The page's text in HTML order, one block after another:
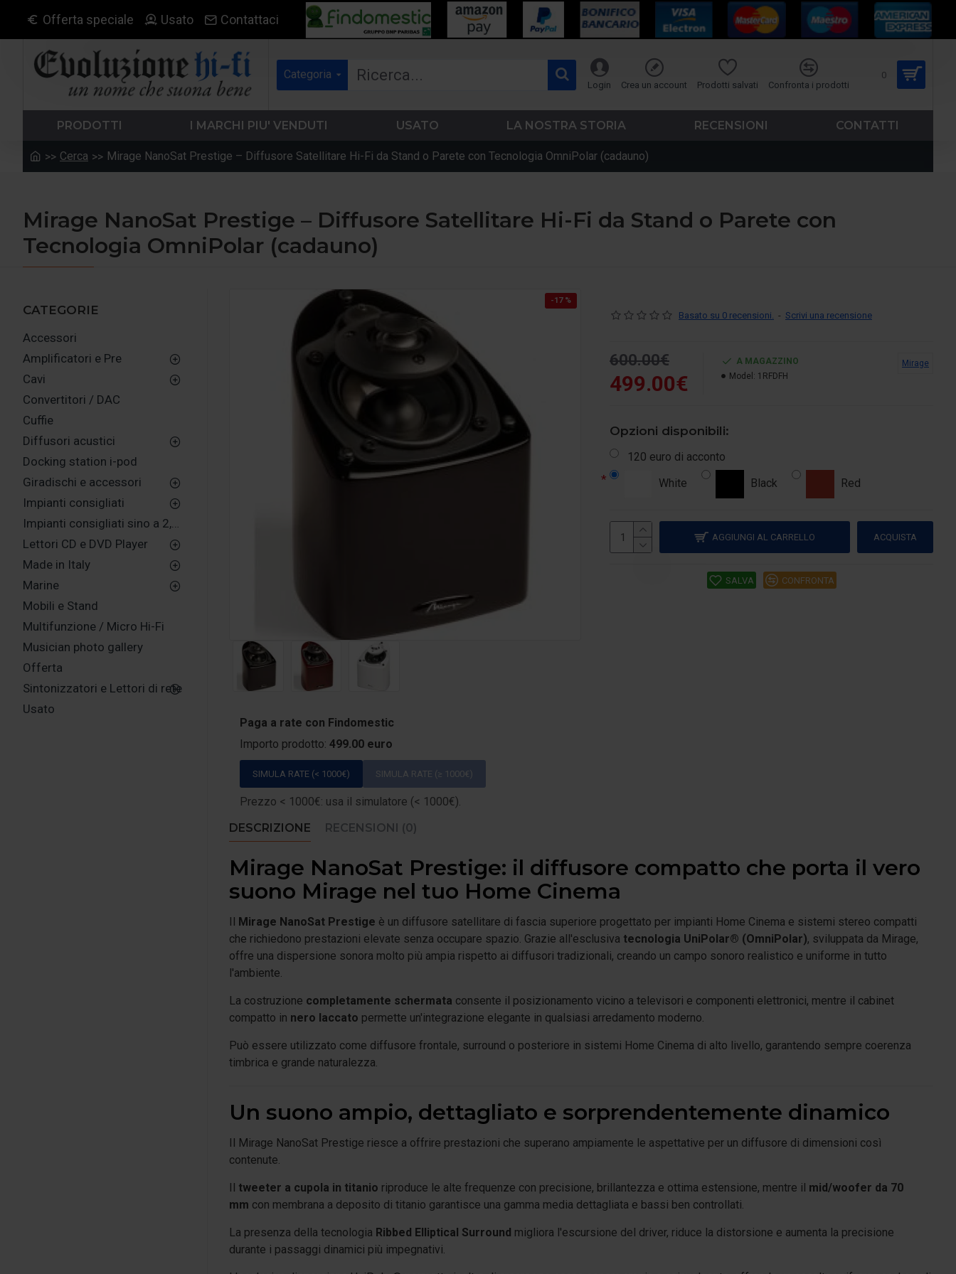
Offerta speciale Usato Contattaci
Categoria
Login Crea un account Prodotti salvati Confronta i prodotti
0
PRODOTTI I MARCHI PIU' VENDUTI USATO LA NOSTRA STORIA RECENSIONI CONTATTI
Cerca Mirage NanoSat Prestige – Diffusore Satellitare Hi-Fi da Stand o Parete con Tecnologia OmniPolar (cadauno)
Mirage NanoSat Prestige – Diffusore Satellitare Hi-Fi da Stand o Parete con
Tecnologia OmniPolar (cadauno)
CATEGORIE
Accessori
Amplificatori e Pre
Cavi
Convertitori / DAC
Cuffie
Diffusori acustici
Docking station i-pod
Giradischi e accessori
Impianti consigliati
Impianti consigliati sino a 2,500,00 euro
Lettori CD e DVD Player
Made in Italy
Marine
Mobili e Stand
Multifunzione / Micro Hi-Fi
Musician photo gallery
Offerta
Sintonizzatori e Lettori di rete
Usato
-17 %
Basato su 0 recensioni. - Scrivi una recensione
499.00€
600.00€
A MAGAZZINO
Model: 1RFDFH
Mirage
Opzioni disponibili:
120 euro di acconto
White
Black Red
AGGIUNGI AL CARRELLO ACQUISTA
SALVA CONFRONTA
Paga a rate con Findomestic
Importo prodotto: 499.00 euro
SIMULA RATE (< 1000€) SIMULA RATE (≥ 1000€)
Prezzo < 1000€: usa il simulatore (< 1000€).
DESCRIZIONE
RECENSIONI (0)
Mirage NanoSat Prestige: il diffusore compatto che porta il vero
suono Mirage nel tuo Home Cinema
Il Mirage NanoSat Prestige è un diffusore satellitare di fascia superiore progettato per impianti Home Cinema e sistemi stereo compatti
che richiedono prestazioni elevate senza occupare spazio. Grazie all'esclusiva tecnologia UniPolar® (OmniPolar), sviluppata da Mirage,
offre una dispersione sonora molto più ampia rispetto ai diffusori tradizionali, creando un campo sonoro realistico e uniforme in tutto
l'ambiente.
La costruzione completamente schermata consente il posizionamento vicino a televisori e componenti elettronici, mentre il cabinet
compatto in nero laccato permette un'integrazione elegante in qualsiasi arredamento moderno.
Può essere utilizzato come diffusore frontale, surround o posteriore in sistemi Home Cinema di alto livello, garantendo sempre coerenza
timbrica e grande naturalezza.
Un suono ampio, dettagliato e sorprendentemente dinamico
Il Mirage NanoSat Prestige riesce a offrire prestazioni che superano ampiamente le aspettative per un diffusore di dimensioni così
contenute.
Il tweeter a cupola in titanio riproduce le alte frequenze con precisione, brillantezza e ottima estensione, mentre il mid/woofer da 70
mm con membrana a deposito di titanio garantisce una gamma media dettagliata e bassi ben controllati.
La presenza della tecnologia Ribbed Elliptical Surround migliora l'escursione del driver, riduce la distorsione e aumenta la precisione
durante i passaggi dinamici più impegnativi.